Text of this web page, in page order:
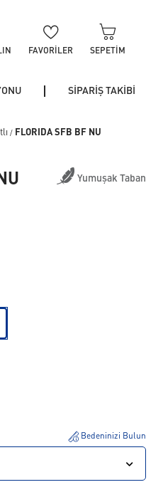
FAVORILER SEPETIM
SİPARİŞ TAKİBİ
/ FLORIDA SFB BF NU
Yumuşak Taban
Bedeninizi Bulun